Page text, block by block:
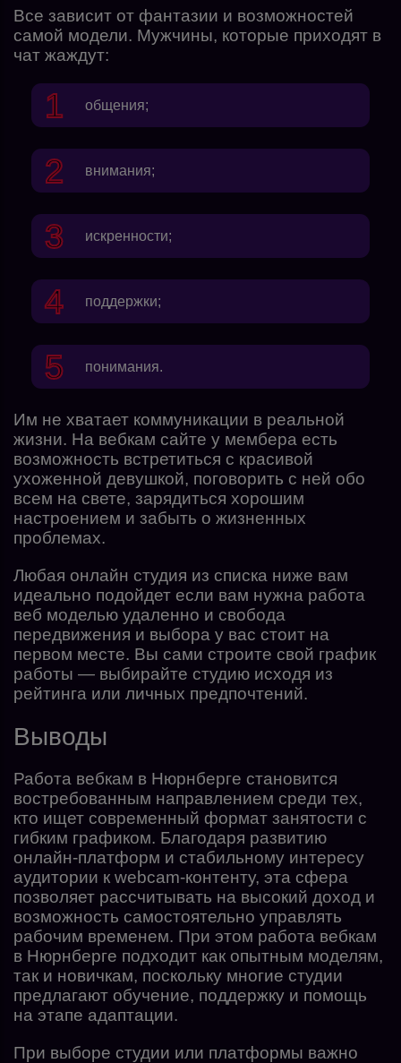
Все зависит от фантазии и возможностей
самой модели. Мужчины, которые приходят в
чат жаждут:
общения;
внимания;
искренности;
поддержки;
понимания.
Им не хватает коммуникации в реальной
жизни. На вебкам сайте у мембера есть
возможность встретиться с красивой
ухоженной девушкой, поговорить с ней обо
всем на свете, зарядиться хорошим
настроением и забыть о жизненных
проблемах.
Любая онлайн студия из списка ниже вам
идеально подойдет если вам нужна работа
веб моделью удаленно и свобода
передвижения и выбора у вас стоит на
первом месте. Вы сами строите свой график
работы — выбирайте студию исходя из
рейтинга или личных предпочтений.
Выводы
Работа вебкам в Нюрнберге становится
востребованным направлением среди тех,
кто ищет современный формат занятости с
гибким графиком. Благодаря развитию
онлайн-платформ и стабильному интересу
аудитории к webcam-контенту, эта сфера
позволяет рассчитывать на высокий доход и
возможность самостоятельно управлять
рабочим временем. При этом работа вебкам
в Нюрнберге подходит как опытным моделям,
так и новичкам, поскольку многие студии
предлагают обучение, поддержку и помощь
на этапе адаптации.
При выборе студии или платформы важно